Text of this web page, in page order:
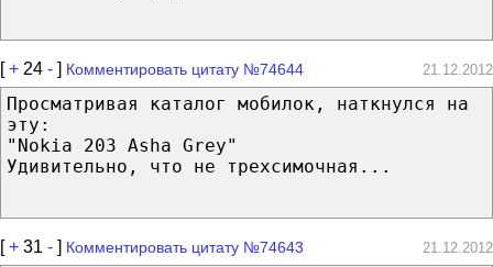
[+ 24 - ] Комментировать цитату №74644 21.12.2012
Просматривая каталог мобилок, наткнулся на
эту:
"Nokia 203 Asha Grey"
Удивительно, что не трехсимочная...
[+ 31 - ] Комментировать цитату №74643 21.12.2012